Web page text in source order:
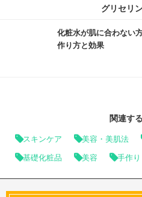
グリセリ
化粧水が肌に合わない
作り方と効果
関連す
スキンケア 美容・美肌法
基礎化粧品 美容 手作り